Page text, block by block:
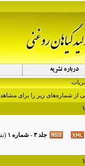
از شماره‌های زیر را برای
جلد ۳ - شماره ۱ (